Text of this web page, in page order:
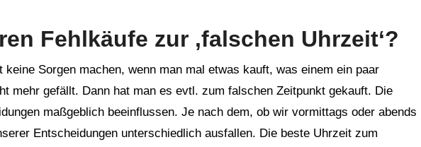
Fehlkäufe zur ‚falschen Uhrzeit‘?
Sorgen machen, wenn man mal etwas kauft, was einem ein paar
mehr gefällt. Dann hat man es evtl. zum falschen Zeitpunkt gekauft. Die
maßgeblich beeinflussen. Je nach dem, ob wir vormittags oder abends
Entscheidungen unterschiedlich ausfallen. Die beste Uhrzeit zum